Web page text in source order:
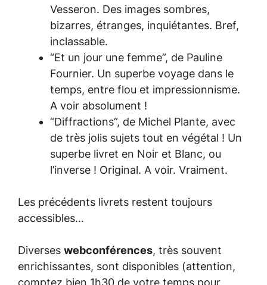
Vesseron. Des images sombres,
bizarres, étranges, inquiétantes. Bref,
inclassable.
“Et un jour une femme”, de Pauline
Fournier. Un superbe voyage dans le
temps, entre flou et impressionnisme.
A voir absolument !
“Diffractions”, de Michel Plante, avec
de très jolis sujets tout en végétal ! Un
superbe livret en Noir et Blanc, ou
l’inverse ! Original. A voir. Vraiment.
Les précédents livrets restent toujours
accessibles…
Diverses webconférences, très souvent
enrichissantes, sont disponibles (attention,
comptez bien 1h30 de votre temps pour